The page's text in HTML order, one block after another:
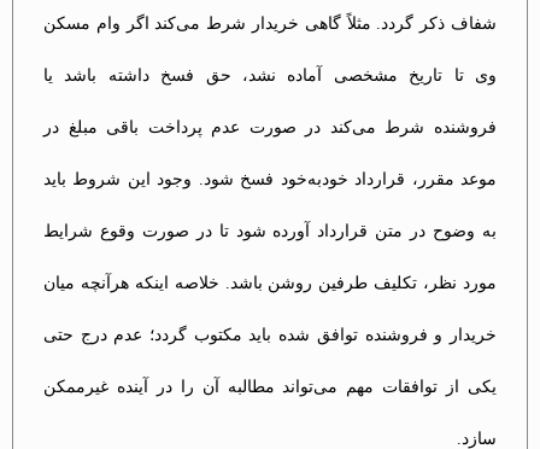
شفاف ذکر گردد. مثلاً گاهی خریدار شرط می‌کند اگر وام مسکن
وی تا تاریخ مشخصی آماده نشد، حق فسخ داشته باشد یا
فروشنده شرط می‌کند در صورت عدم پرداخت باقی مبلغ در
موعد مقرر، قرارداد خودبه‌خود فسخ شود. وجود این شروط باید
به وضوح در متن قرارداد آورده شود تا در صورت وقوع شرایط
مورد نظر، تکلیف طرفین روشن باشد. خلاصه اینکه هرآنچه میان
خریدار و فروشنده توافق شده باید مکتوب گردد؛ عدم درج حتی
یکی از توافقات مهم می‌تواند مطالبه آن را در آینده غیرممکن
سازد​.